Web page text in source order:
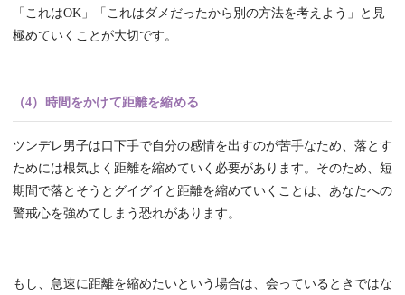
「これはOK」「これはダメだったから別の方法を考えよう」と見
極めていくことが大切です。
（4）時間をかけて距離を縮める
ツンデレ男子は口下手で自分の感情を出すのが苦手なため、落とす
ためには根気よく距離を縮めていく必要があります。そのため、短
期間で落とそうとグイグイと距離を縮めていくことは、あなたへの
警戒心を強めてしまう恐れがあります。
もし、急速に距離を縮めたいという場合は、会っているときではな